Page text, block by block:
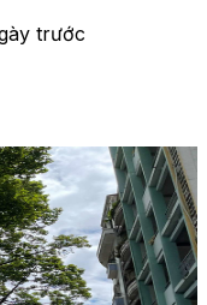
trước